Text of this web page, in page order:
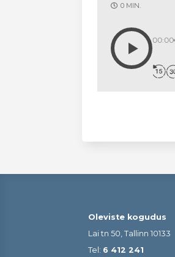
0 MIN.
00:00
Oleviste kogudus
Lai tn 50, Tallinn 10133
Tel: 6 412 241